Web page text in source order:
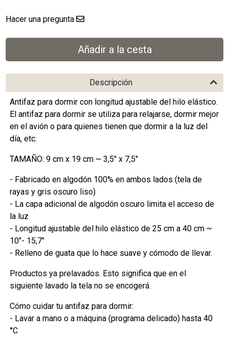
Hacer una pregunta
Descripción
Antifaz para dormir con longitud ajustable del hilo elástico.
El antifaz para dormir se utiliza para relajarse, dormir mejor
en el avión o para quienes tienen que dormir a la luz del
día, etc.
TAMAÑO: 9 cm x 19 cm ~ 3,5" x 7,5"
- Fabricado en algodón 100% en ambos lados (tela de
rayas y gris oscuro liso)
- La capa adicional de algodón oscuro limita el acceso de
la luz
- Longitud ajustable del hilo elástico de 25 cm a 40 cm ~
10"- 15,7"
- Relleno de guata que lo hace suave y cómodo de llevar.
Productos ya prelavados. Esto significa que en el
siguiente lavado la tela no se encogerá.
Cómo cuidar tu antifaz para dormir:
- Lavar a mano o a máquina (programa delicado) hasta 40
°C